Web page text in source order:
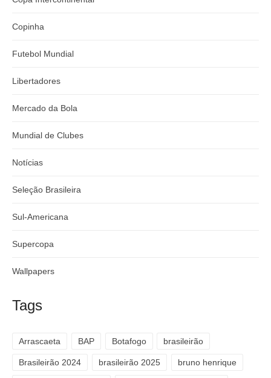
Copinha
Futebol Mundial
Libertadores
Mercado da Bola
Mundial de Clubes
Notícias
Seleção Brasileira
Sul-Americana
Supercopa
Wallpapers
Tags
Arrascaeta BAP Botafogo brasileirão
Brasileirão 2024 brasileirão 2025 bruno henrique